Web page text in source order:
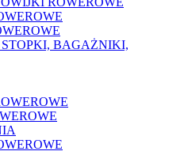
BAGAŻNIKI,